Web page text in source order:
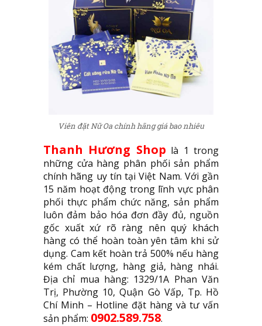
Viên đặt Nữ Oa chính hãng giá bao nhiêu
Thanh Hương Shop là 1 trong
những cửa hàng phân phối sản phẩm
chính hãng uy tín tại Việt Nam. Với gần
15 năm hoạt động trong lĩnh vực phân
phối thực phẩm chức năng, sản phẩm
luôn đảm bảo hóa đơn đầy đủ, nguồn
gốc xuất xứ rõ ràng nên quý khách
hàng có thể hoàn toàn yên tâm khi sử
dụng. Cam kết hoàn trả 500% nếu hàng
kém chất lượng, hàng giả, hàng nhái.
Địa chỉ mua hàng: 1329/1A Phan Văn
Trị, Phường 10, Quận Gò Vấp, Tp. Hồ
Chí Minh – Hotline đặt hàng và tư vấn
sản phẩm: 0902.589.758.